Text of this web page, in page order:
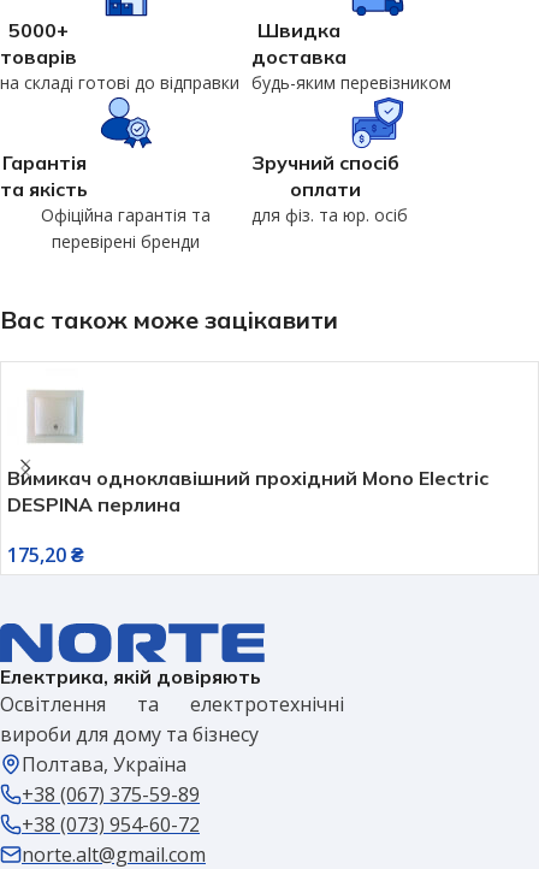
5000+
товарів
на складі готові до відправки
Швидка
доставка
будь-яким перевізником
Гарантія
та якість
Офіційна гарантія та
перевірені бренди
Зручний спосіб
оплати
для фіз. та юр. осіб
Вас також може зацікавити
Вимикач одноклавішний прохідний Mono Electric
DESPINA перлина
175,20₴
Електрика, якій довіряють
Освітлення та електротехнічні
вироби для дому та бізнесу
Полтава, Україна
+38 (067) 375-59-89
+38 (073) 954-60-72
norte.alt@gmail.com